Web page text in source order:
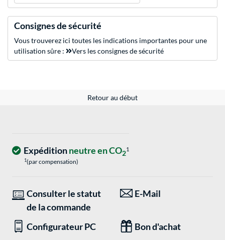
Consignes de sécurité
Vous trouverez ici toutes les indications importantes pour une
utilisation sûre :
Vers les consignes de sécurité
Retour au début
Expéditionneutre en CO21
1(par compensation)
Consulter le statut
de la commande
E-Mail
Configurateur PC Bon d'achat